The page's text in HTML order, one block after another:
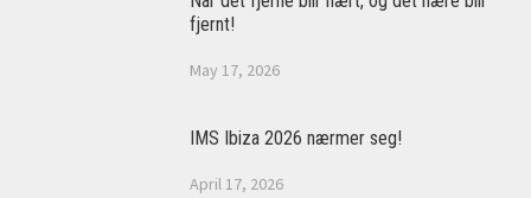
fjernt!
May 17, 2026
IMS Ibiza 2026 nærmer seg!
April 17, 2026